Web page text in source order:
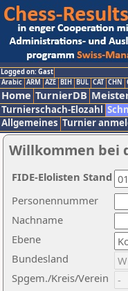
Logged on: Gast
Arabic ARM AZE BIH BUL CAT CHN
Home TurnierDB
Turnierschach-Elozahl
Allgemeines Turnier
Willkommen bei
Nachname
Ebene
Personennummer
Bundesland
Spgem./Kreis/Verein
FIDE-Elolisten Stand